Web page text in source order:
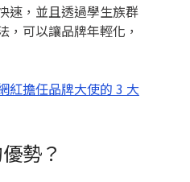
速，並且透過學生族群
，可以讓品牌年輕化，
紅擔任品牌大使的 3 大
勢？